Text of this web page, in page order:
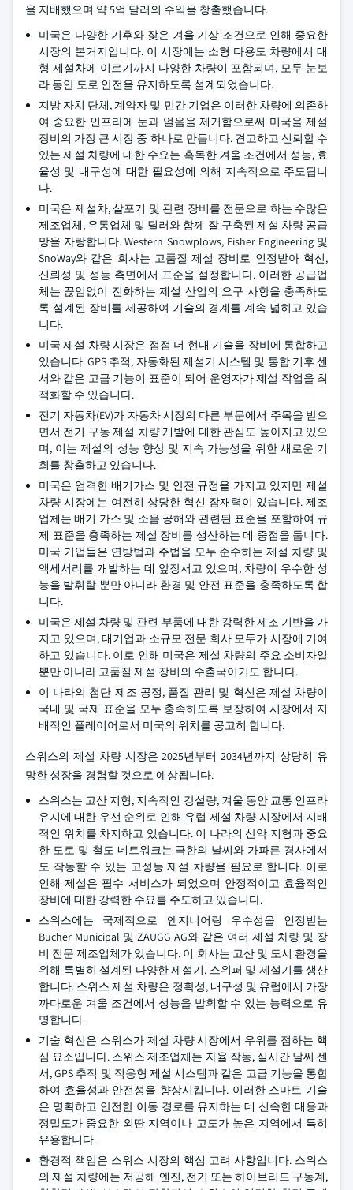
을 지배했으며 약 5억 달러의 수익을 창출했습니다.
미국은 다양한 기후와 잦은 겨울 기상 조건으로 인해 중요한
시장의 본거지입니다. 이 시장에는 소형 다용도 차량에서 대
형 제설차에 이르기까지 다양한 차량이 포함되며, 모두 눈보
라 동안 도로 안전을 유지하도록 설계되었습니다.
지방 자치 단체, 계약자 및 민간 기업은 이러한 차량에 의존하
여 중요한 인프라에 눈과 얼음을 제거함으로써 미국을 제설
장비의 가장 큰 시장 중 하나로 만듭니다. 견고하고 신뢰할 수
있는 제설 차량에 대한 수요는 혹독한 겨울 조건에서 성능, 효
율성 및 내구성에 대한 필요성에 의해 지속적으로 주도됩니
다.
미국은 제설차, 살포기 및 관련 장비를 전문으로 하는 수많은
제조업체, 유통업체 및 딜러와 함께 잘 구축된 제설 차량 공급
망을 자랑합니다. Western Snowplows, Fisher Engineering 및
SnoWay와 같은 회사는 고품질 제설 장비로 인정받아 혁신,
신뢰성 및 성능 측면에서 표준을 설정합니다. 이러한 공급업
체는 끊임없이 진화하는 제설 산업의 요구 사항을 충족하도
록 설계된 장비를 제공하여 기술의 경계를 계속 넓히고 있습
니다.
미국 제설 차량 시장은 점점 더 현대 기술을 장비에 통합하고
있습니다. GPS 추적, 자동화된 제설기 시스템 및 통합 기후 센
서와 같은 고급 기능이 표준이 되어 운영자가 제설 작업을 최
적화할 수 있습니다.
전기 자동차(EV)가 자동차 시장의 다른 부문에서 주목을 받으
면서 전기 구동 제설 차량 개발에 대한 관심도 높아지고 있으
며, 이는 제설의 성능 향상 및 지속 가능성을 위한 새로운 기
회를 창출하고 있습니다.
미국은 엄격한 배기가스 및 안전 규정을 가지고 있지만 제설
차량 시장에는 여전히 상당한 혁신 잠재력이 있습니다. 제조
업체는 배기 가스 및 소음 공해와 관련된 표준을 포함하여 규
제 표준을 충족하는 제설 장비를 생산하는 데 중점을 둡니다.
미국 기업들은 연방법과 주법을 모두 준수하는 제설 차량 및
액세서리를 개발하는 데 앞장서고 있으며, 차량이 우수한 성
능을 발휘할 뿐만 아니라 환경 및 안전 표준을 충족하도록 합
니다.
미국은 제설 차량 및 관련 부품에 대한 강력한 제조 기반을 가
지고 있으며, 대기업과 소규모 전문 회사 모두가 시장에 기여
하고 있습니다. 이로 인해 미국은 제설 차량의 주요 소비자일
뿐만 아니라 고품질 제설 장비의 수출국이기도 합니다.
이 나라의 첨단 제조 공정, 품질 관리 및 혁신은 제설 차량이
국내 및 국제 표준을 모두 충족하도록 보장하여 시장에서 지
배적인 플레이어로서 미국의 위치를 공고히 합니다.
스위스의 제설 차량 시장은 2025년부터 2034년까지 상당히 유
망한 성장을 경험할 것으로 예상됩니다.
스위스는 고산 지형, 지속적인 강설량, 겨울 동안 교통 인프라
유지에 대한 우선 순위로 인해 유럽 제설 차량 시장에서 지배
적인 위치를 차지하고 있습니다. 이 나라의 산악 지형과 중요
한 도로 및 철도 네트워크는 극한의 날씨와 가파른 경사에서
도 작동할 수 있는 고성능 제설 차량을 필요로 합니다. 이로
인해 제설은 필수 서비스가 되었으며 안정적이고 효율적인
장비에 대한 강력한 수요를 주도하고 있습니다.
스위스에는 국제적으로 엔지니어링 우수성을 인정받는
Bucher Municipal 및 ZAUGG AG와 같은 여러 제설 차량 및 장
비 전문 제조업체가 있습니다. 이 회사는 고산 및 도시 환경을
위해 특별히 설계된 다양한 제설기, 스위퍼 및 제설기를 생산
합니다. 스위스 제설 차량은 정확성, 내구성 및 유럽에서 가장
까다로운 겨울 조건에서 성능을 발휘할 수 있는 능력으로 유
명합니다.
기술 혁신은 스위스가 제설 차량 시장에서 우위를 점하는 핵
심 요소입니다. 스위스 제조업체는 자율 작동, 실시간 날씨 센
서, GPS 추적 및 적응형 제설 시스템과 같은 고급 기능을 통합
하여 효율성과 안전성을 향상시킵니다. 이러한 스마트 기술
은 명확하고 안전한 이동 경로를 유지하는 데 신속한 대응과
정밀도가 중요한 외딴 지역이나 고도가 높은 지역에서 특히
유용합니다.
환경적 책임은 스위스 시장의 핵심 고려 사항입니다. 스위스
의 제설 차량에는 저공해 엔진, 전기 또는 하이브리드 구동계,